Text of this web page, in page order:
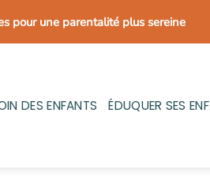
pour une parentalité plus sereine
DES ENFANTS ÉDUQUER SES